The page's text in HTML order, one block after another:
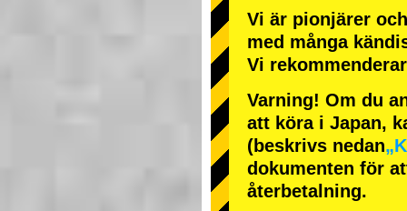
Vi är pionjärer
med många
Vi
Varning! Om du
att köra i Japan,
(beskrivs nedan
dokumenten för
återbetalning.